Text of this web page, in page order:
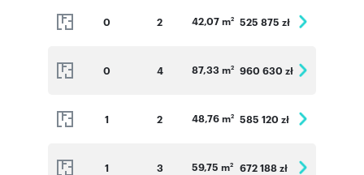
0 2 42,07 m2 525 875 zł
0 4 87,33 m2 960 630 zł
1 2 48,76 m2 585 120 zł
1 3 59,75 m2 672 188 zł